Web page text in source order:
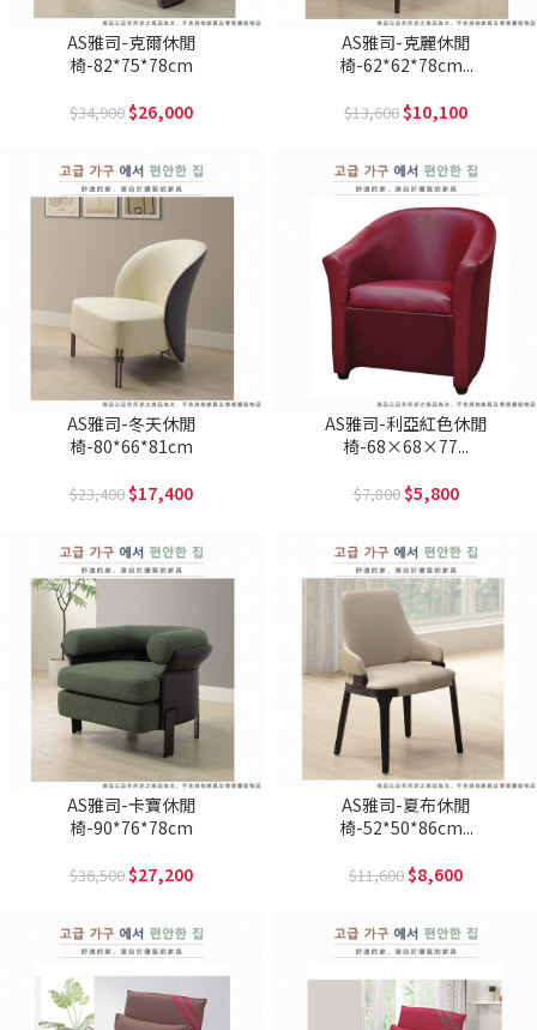
AS雅司-克爾休閒
椅-82*75*78cm
34,900 26,000
AS雅司-克麗休閒
椅-62*62*78cm...
13,600 10,100
AS雅司-冬天休閒
椅-80*66*81cm
23,400 17,400
AS雅司-利亞紅色休閒
椅-68×68×77...
7,800 5,800
AS雅司-卡寶休閒
椅-90*76*78cm
36,500 27,200
AS雅司-夏布休閒
椅-52*50*86cm...
11,600 8,600